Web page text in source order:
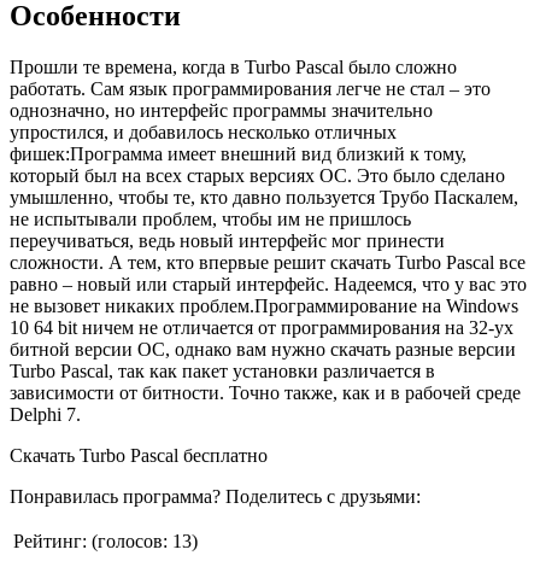
Особенности
Прошли те времена, когда в Turbo Pascal было сложно
работать. Сам язык программирования легче не стал – это
однозначно, но интерфейс программы значительно
упростился, и добавилось несколько отличных
фишек:Программа имеет внешний вид близкий к тому,
который был на всех старых версиях ОС. Это было сделано
умышленно, чтобы те, кто давно пользуется Трубо Паскалем,
не испытывали проблем, чтобы им не пришлось
переучиваться, ведь новый интерфейс мог принести
сложности. А тем, кто впервые решит скачать Turbo Pascal все
равно – новый или старый интерфейс. Надеемся, что у вас это
не вызовет никаких проблем.Программирование на Windows
10 64 bit ничем не отличается от программирования на 32-ух
битной версии ОС, однако вам нужно скачать разные версии
Turbo Pascal, так как пакет установки различается в
зависимости от битности. Точно также, как и в рабочей среде
Delphi 7.
Скачать Turbo Pascal бесплатно
Понравилась программа? Поделитесь с друзьями:
Рейтинг: (голосов: 13)